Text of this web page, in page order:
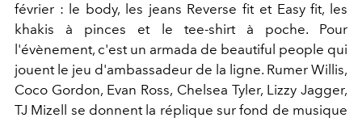
février : le body, les jeans Reverse fit et Easy fit, les
khakis à pinces et le tee-shirt à poche. Pour
l'évènement, c'est un armada de beautiful people qui
jouent le jeu d'ambassadeur de la ligne. Rumer Willis,
Coco Gordon, Evan Ross, Chelsea Tyler, Lizzy Jagger,
TJ Mizell se donnent la réplique sur fond de musique